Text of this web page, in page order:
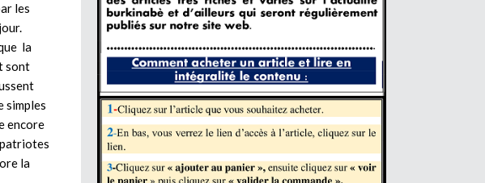
les
la
sont
simples
encore
la